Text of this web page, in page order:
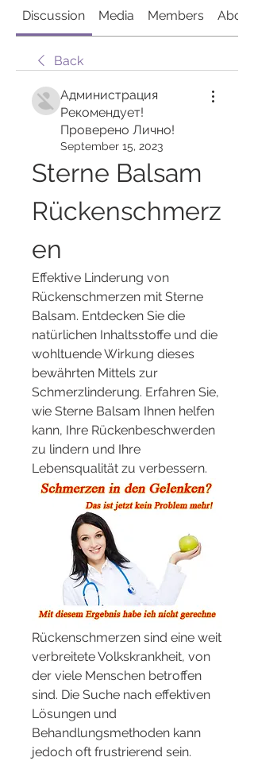
Discussion Media Members About
Back
Администрация
Рекомендует!
Проверено Лично!
September 15, 2023
Sterne Balsam
Rückenschmerz
en
Effektive Linderung von
Rückenschmerzen mit Sterne
Balsam. Entdecken Sie die
natürlichen Inhaltsstoffe und die
wohltuende Wirkung dieses
bewährten Mittels zur
Schmerzlinderung. Erfahren Sie,
wie Sterne Balsam Ihnen helfen
kann, Ihre Rückenbeschwerden
zu lindern und Ihre
Lebensqualität zu verbessern.
Rückenschmerzen sind eine weit
verbreitete Volkskrankheit, von
der viele Menschen betroffen
sind. Die Suche nach effektiven
Lösungen und
Behandlungsmethoden kann
jedoch oft frustrierend sein.